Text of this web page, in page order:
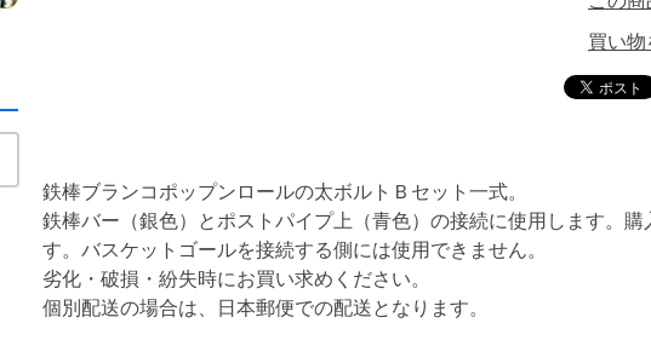
買い物
鉄棒ブランコポップンロールの太ボルトＢセット一式。
鉄棒バー（銀色）とポストパイプ上（青色）の接続に使用します。
す。バスケットゴールを接続する側には使用できません。
劣化・破損・紛失時にお買い求めください。
個別配送の場合は、日本郵便での配送となります。